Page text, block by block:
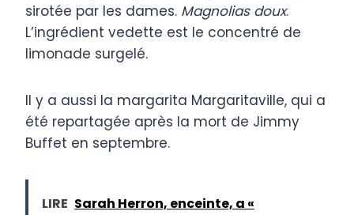
sirotée par les dames. Magnolias doux.
L’ingrédient vedette est le concentré de
limonade surgelé.
Il y a aussi la margarita Margaritaville, qui a
été repartagée après la mort de Jimmy
Buffet en septembre.
LIRE Sarah Herron, enceinte, a «